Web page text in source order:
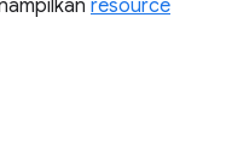
resource